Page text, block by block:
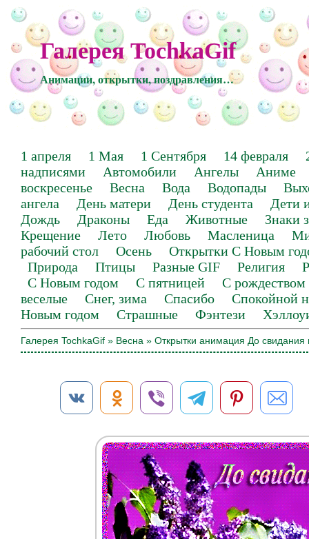
Галерея TochkaGif
Анимации, открытки, поздравления…
1 апреля 1 Мая 1 Сентября 14 февраля
надписями
Автомобили Ангелы
Аниме
воскресенье
Весна Вода Водопады
ангела
День матери День студента
Дети
Дождь
Драконы Еда Животные
Знаки
Крещение
Лето Любовь Масленица
рабочий стол
Осень
Открытки С Новым
Природа
Птицы Разные GIF Религия
С Новым годом
С пятницей
С рождеством
веселые
Снег, зима Спасибо
Спокойной
Новым годом
Страшные Фэнтези
Галерея TochkaGif » Весна » Открытки анимация До свидания